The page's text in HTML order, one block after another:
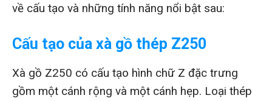
về cấu tạo và những tính năng nổi bật sau:
Cấu tạo của xà gồ thép Z250
Xà gồ Z250 có cấu tạo hình chữ Z đặc trưng
gồm một cánh rộng và một cánh hẹp. Loại thép